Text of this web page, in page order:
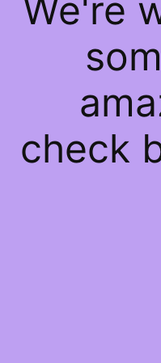
We're
check